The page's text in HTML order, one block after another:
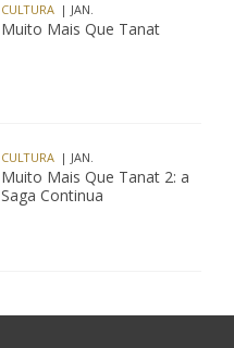
CULTURA | JAN.
Muito Mais Que Tanat
CULTURA | JAN.
Muito Mais Que Tanat 2: a
Saga Continua